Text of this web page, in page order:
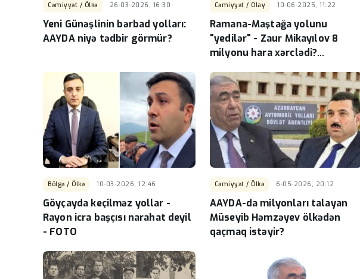
Cəmiyyət / Ölkə 26-03-2026, 16:30
Yeni Günəşlinin bərbad yolları:
AAYDA niyə tədbir görmür?
Cəmiyyət / Olay 10-06-2025, 11:22
Ramana-Maştağa yolunu
"yedilər" - Zaur Mikayılov 8
milyonu hara xərclədi?
Bölgə / Ölkə 10-03-2026, 12:46
Göyçayda keçilməz yollar -
Rayon icra başçısı narahat deyil
- FOTO
Cəmiyyət / Ölkə 6-05-2026, 20:12
AAYDA-da milyonları talayan
Müseyib Həmzəyev ölkədən
qaçmaq istəyir?